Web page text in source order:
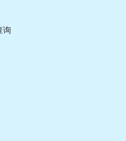
询